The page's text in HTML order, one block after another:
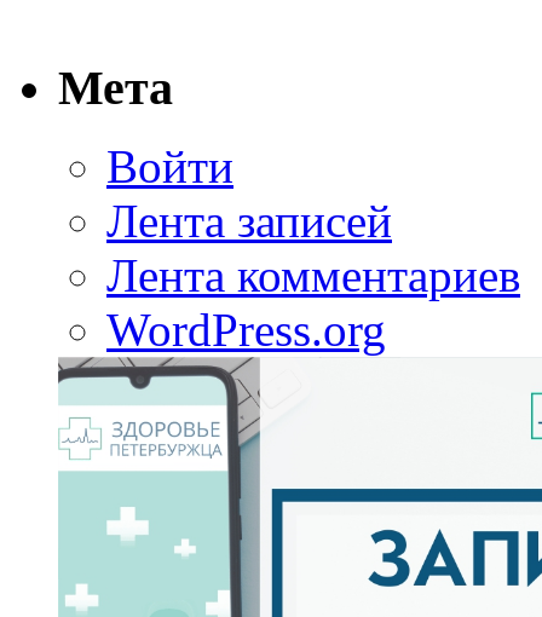
Мета
Войти
Лента записей
Лента комментариев
WordPress.org